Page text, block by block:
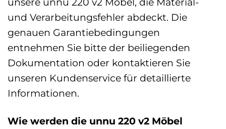
und Verarbeitungsfehler abdeckt. Die
genauen Garantiebedingungen
entnehmen Sie bitte der beiliegenden
Dokumentation oder kontaktieren Sie
unseren Kundenservice für detaillierte
Informationen.
Wie werden die unnu 220 v2 Möbel